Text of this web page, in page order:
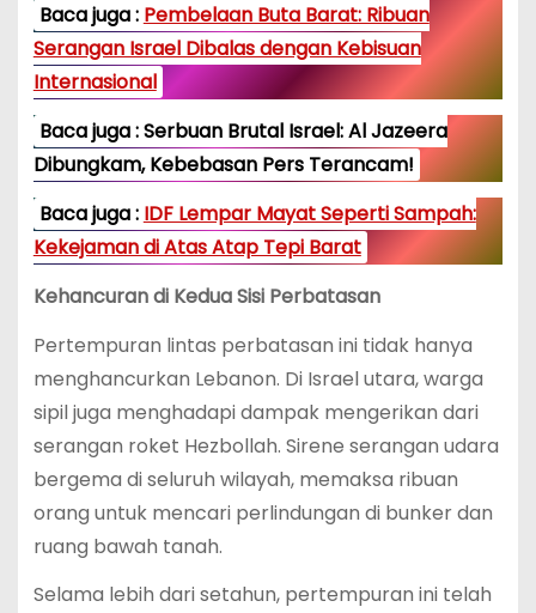
Baca juga : Pembelaan Buta Barat: Ribuan
Serangan Israel Dibalas dengan Kebisuan
Internasional
Baca juga : Serbuan Brutal Israel: Al Jazeera
Dibungkam, Kebebasan Pers Terancam!
Baca juga : IDF Lempar Mayat Seperti Sampah:
Kekejaman di Atas Atap Tepi Barat
Kehancuran di Kedua Sisi Perbatasan
Pertempuran lintas perbatasan ini tidak hanya
menghancurkan Lebanon. Di Israel utara, warga
sipil juga menghadapi dampak mengerikan dari
serangan roket Hezbollah. Sirene serangan udara
bergema di seluruh wilayah, memaksa ribuan
orang untuk mencari perlindungan di bunker dan
ruang bawah tanah.
Selama lebih dari setahun, pertempuran ini telah